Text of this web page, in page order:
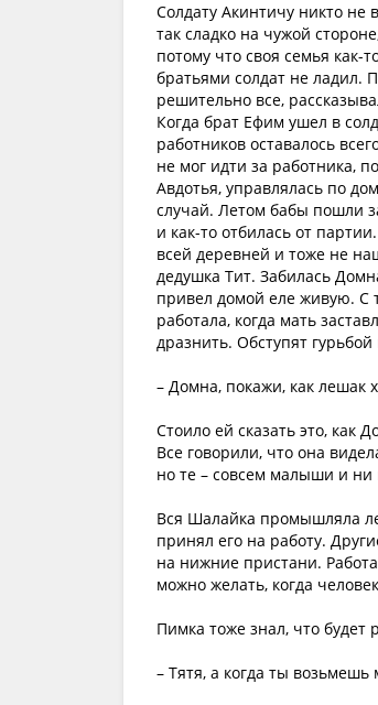
Солдату Акинтичу никто не
так сладко на чужой
потому что своя семья
братьями солдат не ладил.
решительно все,
Когда брат Ефим ушел в
работников оставалось
не мог идти за работника,
Авдотья, управлялась по
случай. Летом бабы пошли
и как-то отбилась от
всей деревней и тоже не
дедушка Тит. Забилась
привел домой еле живую. С
работала, когда мать
дразнить. Обступят
– Домна, покажи, как лешак
Стоило ей сказать это, как
Все говорили, что она
но те – совсем малыши и ни
Вся Шалайка промышляла
принял его на работу.
на нижние пристани.
можно желать, когда
Пимка тоже знал, что будет
– Тятя, а когда ты возьмешь